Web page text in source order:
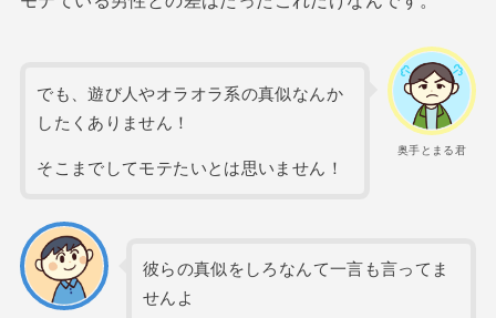
奥手とまる君
でも、遊び人やオラオラ系の真似なんか
したくありません！
そこまでしてモテたいとは思いません！
彼らの真似をしろなんて一言も言ってま
せんよ